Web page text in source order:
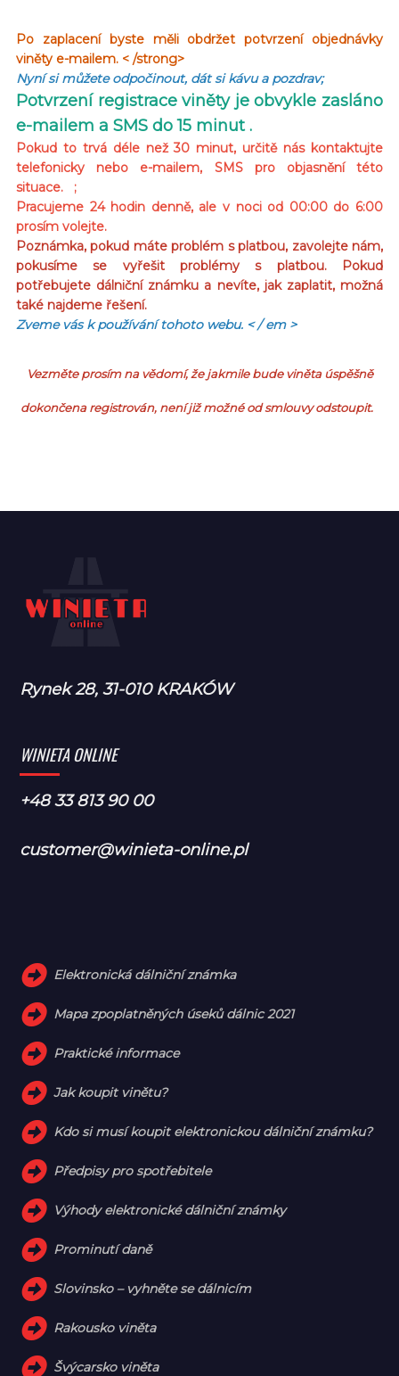
Po zaplacení byste měli obdržet potvrzení objednávky
viněty e-mailem. < /strong>
Nyní si můžete odpočinout, dát si kávu a pozdrav;
Potvrzení registrace viněty je obvykle zasláno
e-mailem a SMS do 15 minut .
Pokud to trvá déle než 30 minut, určitě nás kontaktujte
telefonicky nebo e-mailem, SMS pro objasnění této
situace. ;
Pracujeme 24 hodin denně, ale v noci od 00:00 do 6:00
prosím volejte.
Poznámka, pokud máte problém s platbou, zavolejte nám,
pokusíme se vyřešit problémy s platbou. Pokud
potřebujete dálniční známku a nevíte, jak zaplatit, možná
také najdeme řešení.
Zveme vás k používání tohoto webu. < / em >
Vezměte prosím na vědomí, že jakmile bude viněta úspěšně
dokončena registrován, není již možné od smlouvy odstoupit.
Rynek 28, 31-010 KRAKÓW
WINIETA ONLINE
+48 33 813 90 00
customer@winieta-online.pl
Elektronická dálniční známka
Mapa zpoplatněných úseků dálnic 2021
Praktické informace
Jak koupit vinětu?
Kdo si musí koupit elektronickou dálniční známku?
Předpisy pro spotřebitele
Výhody elektronické dálniční známky
Prominutí daně
Slovinsko – vyhněte se dálnicím
Rakousko viněta
Švýcarsko viněta